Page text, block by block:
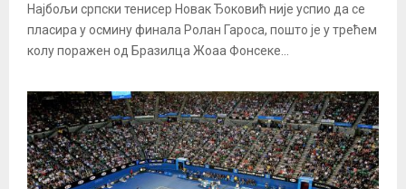
Најбољи српски тенисер Новак Ђоковић није успио да се
пласира у осмину финала Ролан Гароса, пошто је у трећем
колу поражен од Бразилца Жоаа Фонсеке...